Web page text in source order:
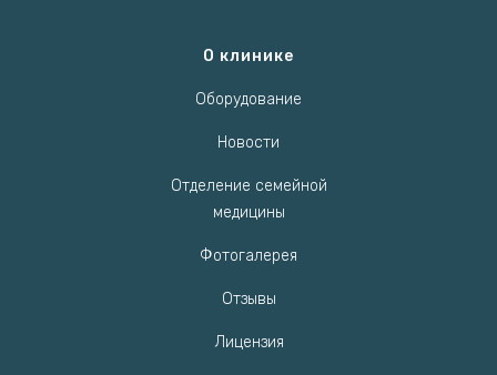
О клинике
Оборудование
Новости
Отделение семейной
медицины
Фотогалерея
Отзывы
Лицензия